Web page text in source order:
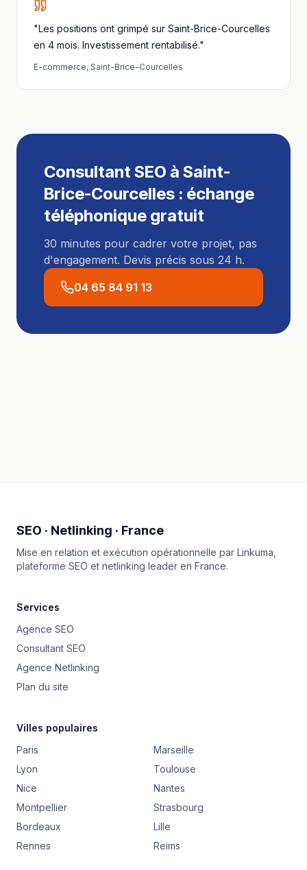
"Les positions ont grimpé sur Saint-Brice-Courcelles
en 4 mois. Investissement rentabilisé."
E-commerce, Saint-Brice-Courcelles
Consultant SEO à Saint-
Brice-Courcelles : échange
téléphonique gratuit
30 minutes pour cadrer votre projet, pas
d'engagement. Devis précis sous 24 h.
04 65 84 91 13
SEO · Netlinking · France
Mise en relation et exécution opérationnelle par Linkuma
plateforme SEO et netlinking leader en France.
Services
Agence SEO
Consultant SEO
Agence Netlinking
Plan du site
Villes populaires
Paris
Marseille
Lyon
Toulouse
Nice
Nantes
Montpellier
Strasbourg
Bordeaux
Lille
Rennes
Reims